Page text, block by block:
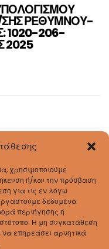
χρησιμοποιούμε
ή/και την πρόσβαση
για τις εν λόγω
δεδομένα
περιήγησης ή
Η μη συγκατάθεση
επηρεάσει αρνητικά
ΣΗΣ ΡΕΘΥΜΝΟΥ-
1020-206-
2025
1020-206-
2025